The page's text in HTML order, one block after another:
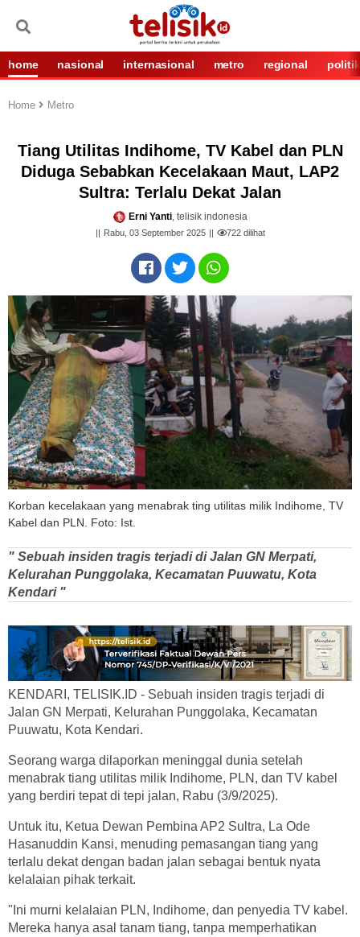
home nasional internasional metro regional politik
Home Metro
Tiang Utilitas Indihome, TV Kabel dan PLN
Diduga Sebabkan Kecelakaan Maut, LAP2
Sultra: Terlalu Dekat Jalan
Erni Yanti, telisik indonesia
Rabu, 03 September 2025 722dilihat
Korban kecelakaan yang menabrak ting utilitas milik Indihome, TV
Kabel dan PLN. Foto: Ist.
" Sebuah insiden tragis terjadi di Jalan GN Merpati,
Kelurahan Punggolaka, Kecamatan Puuwatu, Kota
Kendari "
KENDARI, TELISIK.ID - Sebuah insiden tragis terjadi di
Jalan GN Merpati, Kelurahan Punggolaka, Kecamatan
Puuwatu, Kota Kendari.
Seorang warga dilaporkan meninggal dunia setelah
menabrak tiang utilitas milik Indihome, PLN, dan TV kabel
yang berdiri tepat di tepi jalan, Rabu (3/9/2025).
Untuk itu, Ketua Dewan Pembina AP2 Sultra, La Ode
Hasanuddin Kansi, menuding pemasangan tiang yang
terlalu dekat dengan badan jalan sebagai bentuk nyata
kelalaian pihak terkait.
"Ini murni kelalaian PLN, Indihome, dan penyedia TV kabel.
Mereka hanya asal tanam tiang, tanpa memperhatikan